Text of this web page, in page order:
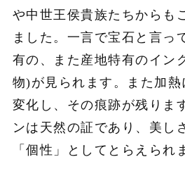
や中世王侯貴族たちからも
ました。一言で宝石と言っ
有の、また産地特有のイン
物)が見られます。また加
変化し、その痕跡が残りま
ンは天然の証であり、美し
「個性」としてとらえられ